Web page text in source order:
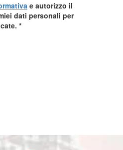
e autorizzo il
dati personali per
*